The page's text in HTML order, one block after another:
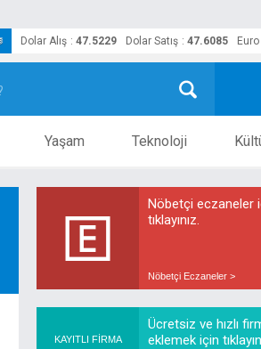
Dolar Alış : 47.5229 Dolar Satış : 47.6085 Euro
Yaşam Teknoloji
Nöbetçi eczaneler
tıklayınız.
Nöbetçi Eczaneler >
KAYITLI FİRMA
Ücretsiz ve hızlı
eklemek için